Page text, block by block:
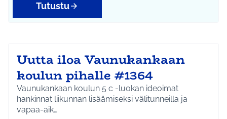
Tutustu
Uutta iloa Vaunukankaan
koulun pihalle #1364
Vaunukankaan koulun 5 c -luokan ideoimat
hankinnat liikunnan lisäämiseksi välitunneilla ja
vapaa-aik…